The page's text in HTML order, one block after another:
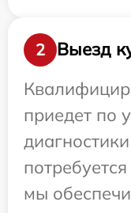
2
Выезд
приедет по
мы